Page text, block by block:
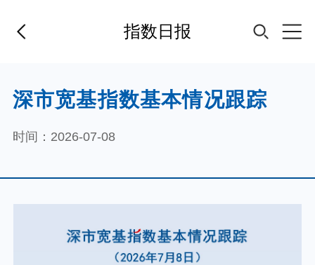
指数日报
首页
基金经理
基金产品
指数专区
深市宽基指数基本情况跟踪
时间：2026-07-08